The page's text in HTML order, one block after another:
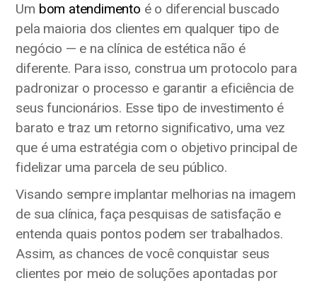
Um bom atendimento é o diferencial buscado
pela maioria dos clientes em qualquer tipo de
negócio — e na clínica de estética não é
diferente. Para isso, construa um protocolo para
padronizar o processo e garantir a eficiência de
seus funcionários. Esse tipo de investimento é
barato e traz um retorno significativo, uma vez
que é uma estratégia com o objetivo principal de
fidelizar uma parcela de seu público.
Visando sempre implantar melhorias na imagem
de sua clínica, faça pesquisas de satisfação e
entenda quais pontos podem ser trabalhados.
Assim, as chances de você conquistar seus
clientes por meio de soluções apontadas por